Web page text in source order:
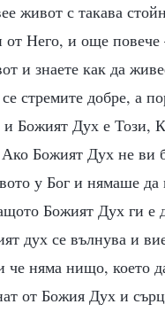
живот с такава
от Него, и още
и знаете как да
стремите добре, а
Божият Дух е Този,
Ако Божият Дух не ви
у Бог и нямаше да
Божият Дух ги е
дух се вълнува и
че няма нищо, което
от Божия Дух и